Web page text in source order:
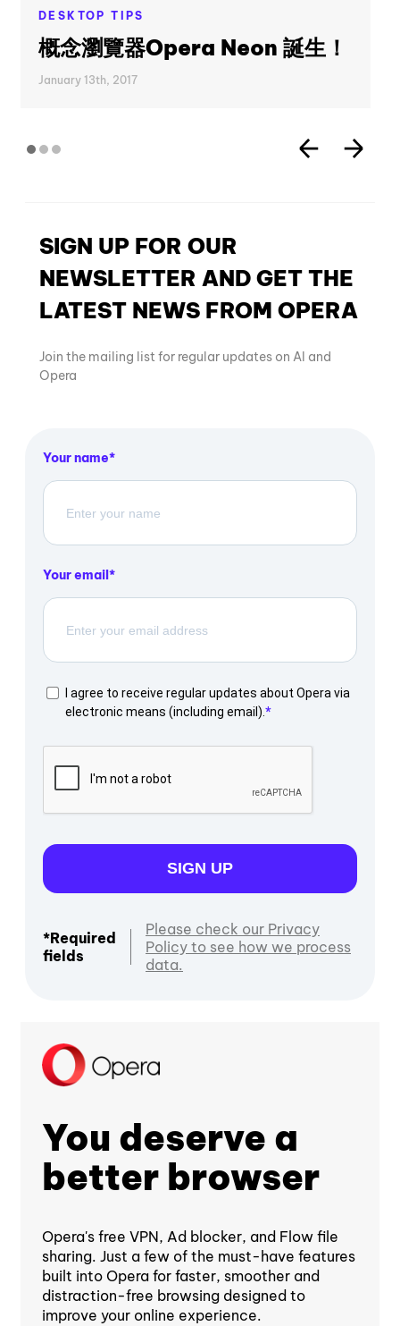
DESKTOP TIPS
概念瀏覽器Opera Neon 誕生！
January 13th, 2017
SIGN UP FOR OUR
NEWSLETTER AND GET THE
LATEST NEWS FROM OPERA
Join the mailing list for regular updates on AI and
Opera
Your name
Your email
I agree to receive regular updates about Opera via
electronic means (including email).
SIGN UP
*Required
fields
Please check our Privacy
Policy to see how we process
data.
You deserve a
better browser
Opera's free VPN, Ad blocker, and Flow file
sharing. Just a few of the must-have features
built into Opera for faster, smoother and
distraction-free browsing designed to
improve your online experience.